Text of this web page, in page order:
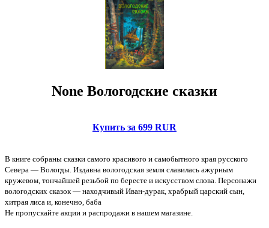
None Вологодские сказки
Купить за 699 RUR
В книге собраны сказки самого красивого и самобытного края русского
Севера — Вологды. Издавна вологодская земля славилась ажурным
кружевом, тончайшей резьбой по бересте и искусством слова. Персонажи
вологодских сказок — находчивый Иван-дурак, храбрый царский сын,
хитрая лиса и, конечно, баба
Не пропускайте акции и распродажи в нашем магазине.